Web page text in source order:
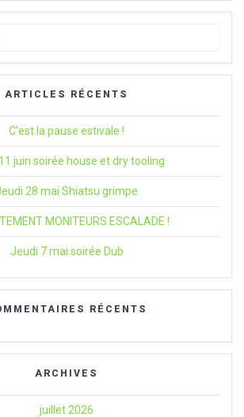
:
ARTICLES RÉCENTS
C’est la pause estivale !
juin soirée house et dry tooling
28 mai Shiatsu grimpe
MONITEURS ESCALADE !
Jeudi 7 mai soirée Dub
RÉCENTS
ARCHIVES
juillet 2026